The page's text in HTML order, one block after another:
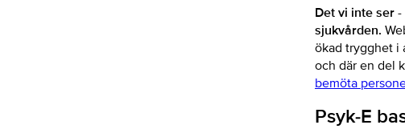
Det vi inte ser
sjukvården.
ökad trygghet i
och där en del
bemöta
Psyk-E